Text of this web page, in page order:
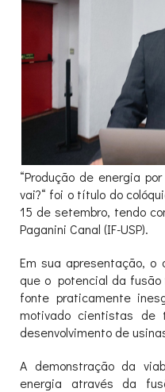
“Produção de energia
vai?“ foi o título do
15 de setembro, tendo
Paganini Canal (IF-USP).
Em sua apresentação, o
que o potencial da fusão
fonte praticamente
motivado cientistas de
desenvolvimento de
A demonstração da
energia através da